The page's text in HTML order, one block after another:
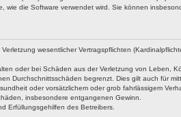
die Software verwendet wird. Sie können
wesentlicher Vertragspflichten
oder bei Schäden aus der Verletzung von Leben,
Durchschnittsschäden begrenzt. Dies gilt auch für
oder vorsätzlichem oder grob fahrlässigem
insbesondere entgangenen Gewinn.
Erfüllungsgehilfen des Betreibers.